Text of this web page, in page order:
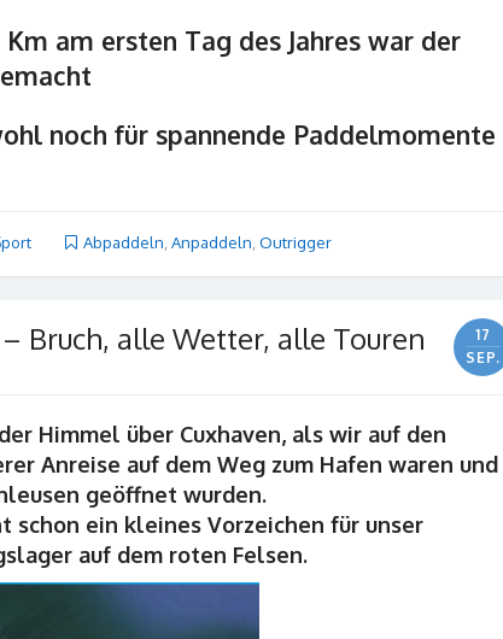
Km am ersten Tag des Jahres war der
noch für spannende Paddelmomente
Abpaddeln Anpaddeln Outrigger
Bruch, alle Wetter, alle Touren
17
SEP.
Himmel über Cuxhaven, als wir auf den
Anreise auf dem Weg zum Hafen waren und
Schleusen geöffnet wurden.
ein kleines Vorzeichen für unser
auf dem roten Felsen.